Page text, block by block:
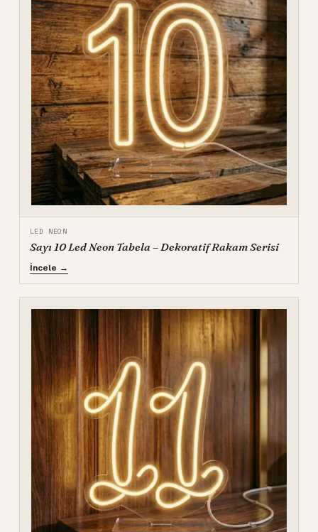
LED NEON
Sayı 10 Led Neon Tabela – Dekoratif Rakam Serisi
İncele →